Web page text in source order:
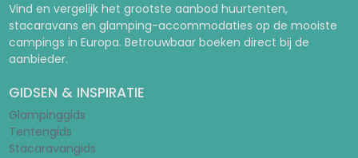
Vind en vergelijk het grootste aanbod huurtenten,
stacaravans en glamping-accommodaties op de mooiste
campings in Europa. Betrouwbaar boeken direct bij de
aanbieder.
GIDSEN & INSPIRATIE
Glampinggids
Tentengids
Stacaravangids